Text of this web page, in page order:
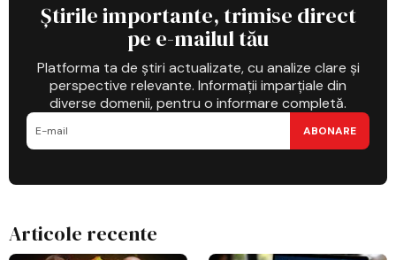
Știrile importante, trimise direct
pe e-mailul tău
Platforma ta de știri actualizate, cu analize clare și
perspective relevante. Informații imparțiale din
diverse domenii, pentru o informare completă.
ABONARE
Articole recente